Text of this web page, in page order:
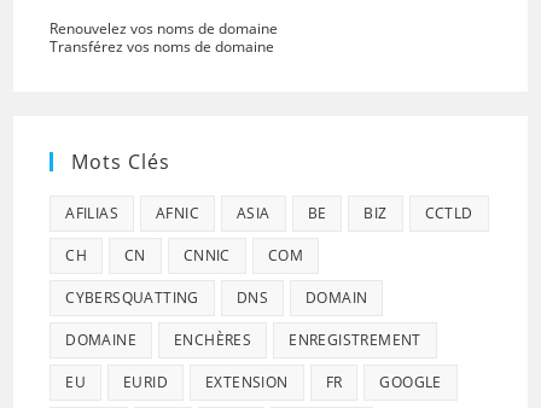
Renouvelez vos noms de domaine
Transférez vos noms de domaine
Mots Clés
AFILIAS AFNIC ASIA BE BIZ CCTLD
CH CN CNNIC COM
CYBERSQUATTING DNS DOMAIN
DOMAINE ENCHÈRES ENREGISTREMENT
EU EURID EXTENSION FR GOOGLE